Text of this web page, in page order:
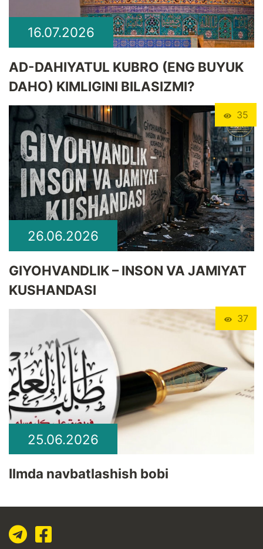
16.07.2026
​AD-DAHIYATUL KUBRO (ENG BUYUK
DAHO) KIMLIGINI BILASIZMI?
35
26.06.2026
GIYOHVANDLIK – INSON VA JAMIYAT
KUSHANDASI
37
25.06.2026
Ilmda navbatlashish bobi